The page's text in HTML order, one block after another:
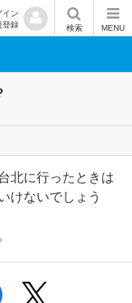
イン
登録
検索 MENU
北に行ったときは
けないでしょう